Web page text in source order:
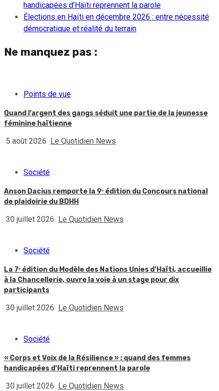
handicapées d’Haïti reprennent la parole
Élections en Haïti en décembre 2026 : entre nécessité
démocratique et réalité du terrain
Ne manquez pas :
Points de vue
Quand l’argent des gangs séduit une partie de la jeunesse
féminine haïtienne
5 août 2026 Le Quotidien News
Société
Anson Dacius remporte la 9ᵉ édition du Concours national
de plaidoirie du BDHH
30 juillet 2026 Le Quotidien News
Société
La 7ᵉ édition du Modèle des Nations Unies d’Haïti, accueillie
à la Chancellerie, ouvre la voie à un stage pour dix
participants
30 juillet 2026 Le Quotidien News
Société
« Corps et Voix de la Résilience » : quand des femmes
handicapées d’Haïti reprennent la parole
30 juillet 2026 Le Quotidien News